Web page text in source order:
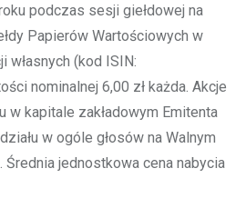
podczas sesji giełdowej na
Papierów Wartościowych w
własnych (kod ISIN:
nominalnej 6,00 zł każda. Akcje
w kapitale zakładowym Emitenta
w ogóle głosów na Walnym
Średnia jednostkowa cena nabycia